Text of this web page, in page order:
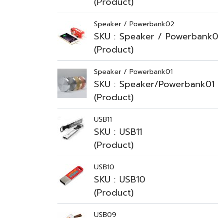
Speaker / Powerbank02
SKU : Speaker /
(Product)
Speaker / Powerbank01
SKU : Speaker/Powerbank01
(Product)
USB11
SKU : USB11
(Product)
USB10
SKU : USB10
(Product)
USB09